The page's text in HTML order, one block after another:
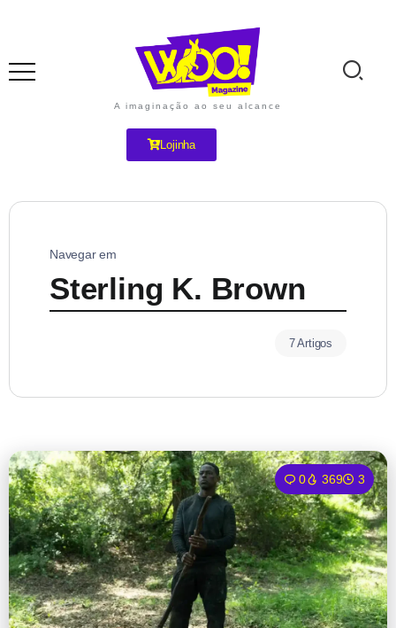
A imaginação ao seu alcance
Lojinha
Navegar em
Sterling K. Brown
7 Artigos
0 369 3